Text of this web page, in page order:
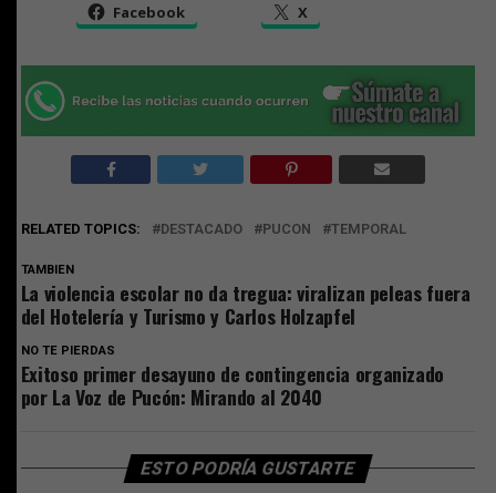
Facebook X
RELATED TOPICS: DESTACADO PUCON TEMPORAL
TAMBIEN
La violencia escolar no da tregua: viralizan peleas fuera
del Hotelería y Turismo y Carlos Holzapfel
NO TE PIERDAS
Exitoso primer desayuno de contingencia organizado
por La Voz de Pucón: Mirando al 2040
ESTO PODRÍA GUSTARTE